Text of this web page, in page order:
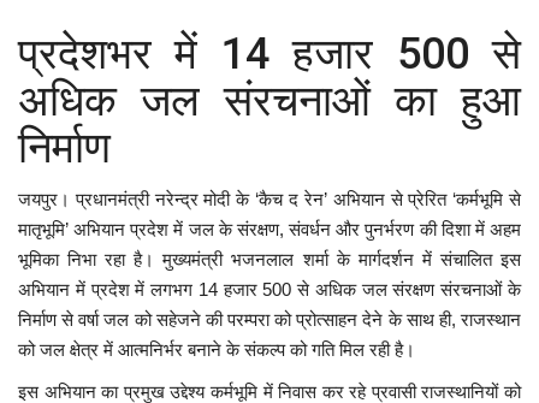
बिजनेस
राशिफल
संपर्क
प्रदेशभर में 14 हजार 500 से
अधिक जल संरचनाओं का हुआ
निर्माण
जयपुर। प्रधानमंत्री नरेन्द्र मोदी के ‘कैच द रेन’ अभियान से प्रेरित ‘कर्मभूमि से
मातृभूमि’ अभियान प्रदेश में जल के संरक्षण, संवर्धन और पुनर्भरण की दिशा में अहम
भूमिका निभा रहा है। मुख्यमंत्री भजनलाल शर्मा के मार्गदर्शन में संचालित इस
अभियान में प्रदेश में लगभग 14 हजार 500 से अधिक जल संरक्षण संरचनाओं के
निर्माण से वर्षा जल को सहेजने की परम्परा को प्रोत्साहन देने के साथ ही, राजस्थान
को जल क्षेत्र में आत्मनिर्भर बनाने के संकल्प को गति मिल रही है।
इस अभियान का प्रमुख उद्देश्य कर्मभूमि में निवास कर रहे प्रवासी राजस्थानियों को